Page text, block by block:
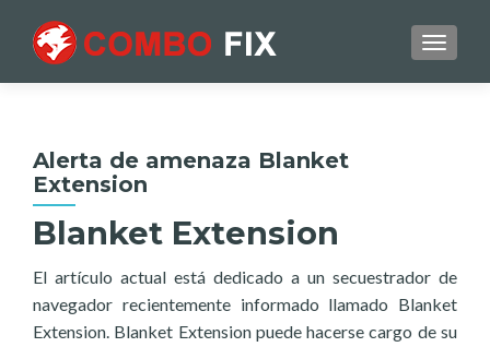
Alerta de amenaza Blanket
Extension
Blanket Extension
El artículo actual está dedicado a un secuestrador de
navegador recientemente informado llamado Blanket
Extension. Blanket Extension puede hacerse cargo de su